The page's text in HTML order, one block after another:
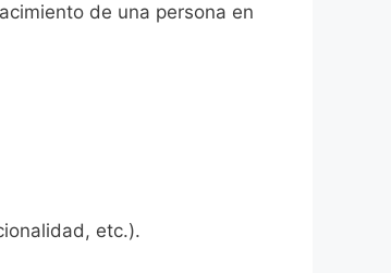
de una persona en
etc.).